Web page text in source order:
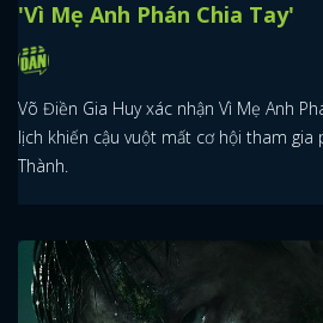
'Vì Mẹ Anh Phán Chia Tay'
Võ Điền Gia Huy xác nhận Vì Mẹ Anh
lịch khiến cậu vuột mất cơ hội tham gia
Thành.